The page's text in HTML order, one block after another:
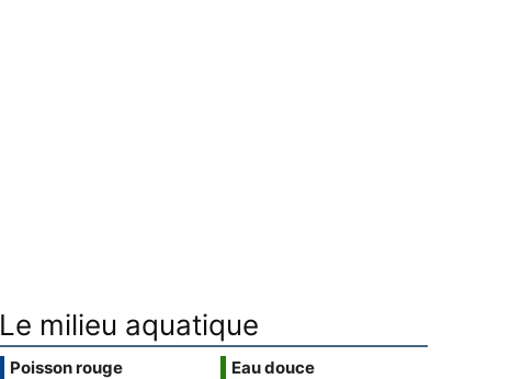
Le milieu aquatique
Poisson rouge
Eau douce